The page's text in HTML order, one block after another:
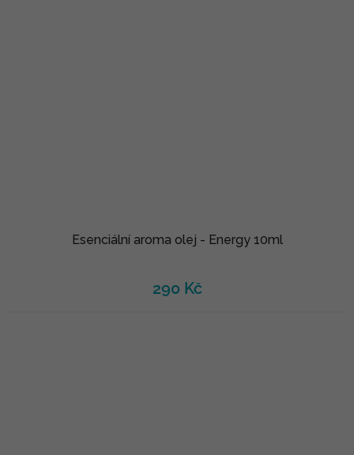
Esenciální aroma olej - Energy 10ml
290 Kč